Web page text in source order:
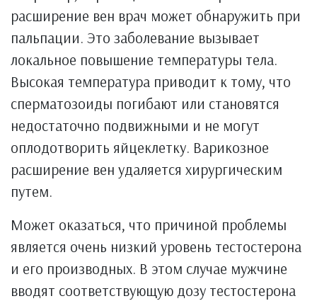
расширение вен врач может обнаружить при
пальпации. Это заболевание вызывает
локальное повышение температуры тела.
Высокая температура приводит к тому, что
сперматозоиды погибают или становятся
недостаточно подвижными и не могут
оплодотворить яйцеклетку. Варикозное
расширение вен удаляется хирургическим
путем.
Может оказаться, что причиной проблемы
является очень низкий уровень тестостерона
и его производных. В этом случае мужчине
вводят соответствующую дозу тестостерона